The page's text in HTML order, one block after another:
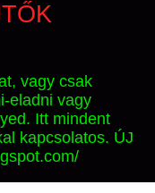
vagy csak
eladni vagy
Itt mindent
kapcsolatos. ÚJ